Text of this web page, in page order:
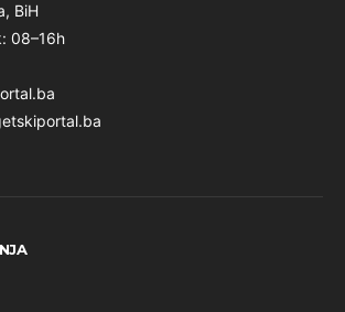
BiH
08–16h